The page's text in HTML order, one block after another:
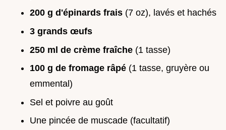
200 g d'épinards frais (7 oz), lavés et hachés
3 grands œufs
250 ml de crème fraîche (1 tasse)
100 g de fromage râpé (1 tasse, gruyère ou
emmental)
Sel et poivre au goût
Une pincée de muscade (facultatif)